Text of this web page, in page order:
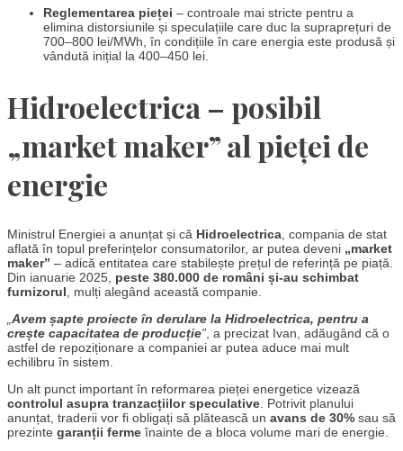
Reglementarea pieței – controale mai stricte pentru a
elimina distorsiunile și speculațiile care duc la supraprețuri de
700–800 lei/MWh, în condițiile în care energia este produsă și
vândută inițial la 400–450 lei.
Hidroelectrica – posibil
„market maker” al pieței de
energie
Ministrul Energiei a anunțat și că Hidroelectrica, compania de stat
aflată în topul preferințelor consumatorilor, ar putea deveni „market
maker” – adică entitatea care stabilește prețul de referință pe piață.
Din ianuarie 2025, peste 380.000 de români și-au schimbat
furnizorul, mulți alegând această companie.
„Avem șapte proiecte în derulare la Hidroelectrica, pentru a
crește capacitatea de producție”, a precizat Ivan, adăugând că o
astfel de repoziționare a companiei ar putea aduce mai mult
echilibru în sistem.
Un alt punct important în reformarea pieței energetice vizează
controlul asupra tranzacțiilor speculative. Potrivit planului
anunțat, traderii vor fi obligați să plătească un avans de 30% sau să
prezinte garanții ferme înainte de a bloca volume mari de energie.